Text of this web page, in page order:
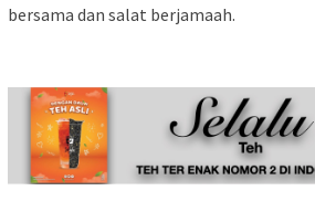
bersama dan salat berjamaah.